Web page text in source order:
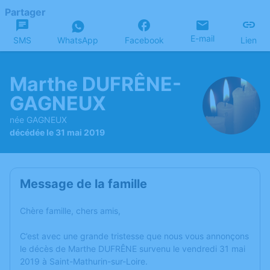
Partager
SMS WhatsApp Facebook E-mail Lien
Marthe DUFRÊNE-
GAGNEUX
née GAGNEUX
décédée le 31 mai 2019
Message de la famille
Chère famille, chers amis,
C’est avec une grande tristesse que nous vous annonçons
le décès de Marthe DUFRÊNE survenu le vendredi 31 mai
2019 à Saint-Mathurin-sur-Loire.